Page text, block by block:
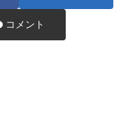
コメント